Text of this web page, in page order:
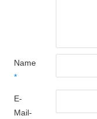
Name
*
E-
Mail-